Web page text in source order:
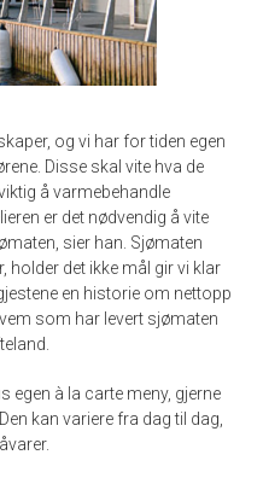
og vi har for tiden egen
Disse skal vite hva de
å varmebehandle
er det nødvendig å vite
sier han. Sjømaten
holder det ikke mål gir vi klar
en historie om nettopp
som har levert sjømaten
egen à la carte meny, gjerne
kan variere fra dag til dag,